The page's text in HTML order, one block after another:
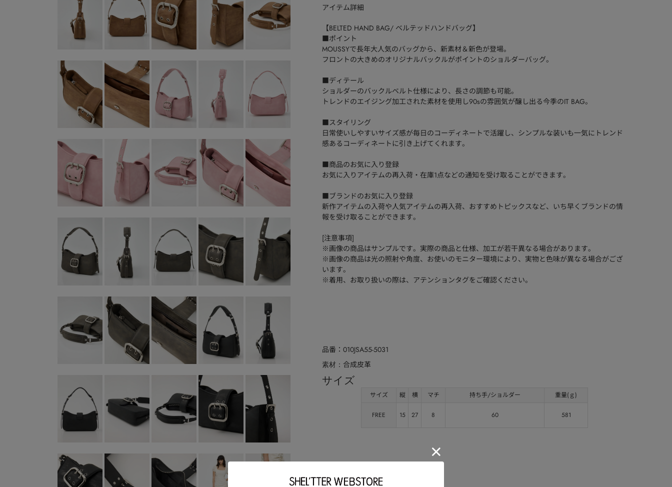
アイテム詳細
【BELTED HAND BAG/ ベルテッドハンドバッグ】
■ポイント
MOUSSYで長年大人気のバッグから、新素材＆新色が登場。
フロントの大きめのオリジナルバックルがポイントのショルダーバッグ。
■ディテール
ショルダーのバックルベルト仕様により、長さの調節も可能。
トレンドのエイジング加工された素材を使用し90sの雰囲気が醸し出る今季のIT BAG。
■スタイリング
日常使いしやすいサイズ感が毎日のコーディネートで活躍し、シンプルな装いも一気にトレンド
感あるコーディネートに引き上げてくれます。
■商品のお気に入り登録
お気に入りアイテムの再入荷・在庫1点などの通知を受け取ることができます。
■ブランドのお気に入り登録
新作アイテムの入荷や人気アイテムの再入荷、おすすめトピックスなど、いち早くブランドの情
報を受け取ることができます。
[注意事項]
※画像の商品はサンプルです。実際の商品と仕様、加工が若干異なる場合があります。
※画像の商品は光の照射や角度、お使いのモニター環境により、実物と色味が異なる場合がござ
います。
※着用、お取り扱いの際は、アテンションタグをご確認ください。
品番 010JSA55-5031
素材 合成皮革
サイズ
サイズ 縦 横 マチ 持ち手/ショルダー 重量(ｇ)
FREE 15 27 8 60 581